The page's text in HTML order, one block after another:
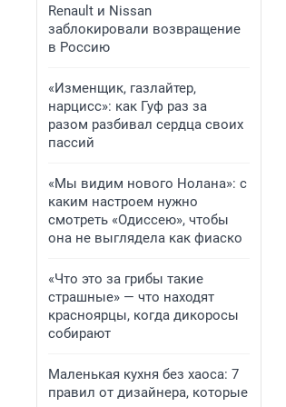
Renault и Nissan
заблокировали возвращение
в Россию
«Изменщик, газлайтер,
нарцисс»: как Гуф раз за
разом разбивал сердца своих
пассий
«Мы видим нового Нолана»: с
каким настроем нужно
смотреть «Одиссею», чтобы
она не выглядела как фиаско
«Что это за грибы такие
страшные» — что находят
красноярцы, когда дикоросы
собирают
Маленькая кухня без хаоса: 7
правил от дизайнера, которые